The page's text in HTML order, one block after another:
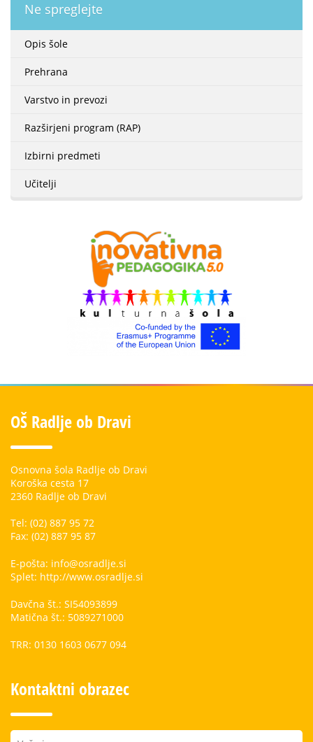
Ne spreglejte
Opis šole
Prehrana
Varstvo in prevozi
Razširjeni program (RAP)
Izbirni predmeti
Učitelji
OŠ Radlje ob Dravi
Osnovna šola Radlje ob Dravi
Koroška cesta 17
2360 Radlje ob Dravi
Tel: (02) 887 95 72
Fax: (02) 887 95 87
E-pošta: info@osradlje.si
Splet: http://www.osradlje.si
Davčna št.: SI54093899
Matična št.: 5089271000
TRR: 0130 1603 0677 094
Kontaktni obrazec